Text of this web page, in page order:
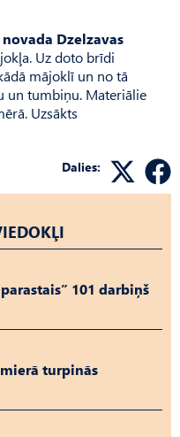
Dzelzavas
Uz doto brīdi
mājoklī un no tā
un tumbiņu. Materiālie
Uzsākts
Dalies:
101 darbiņš
turpinās